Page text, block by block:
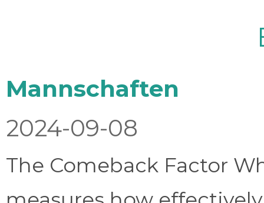
Mannschaften
2024-09-08
The Comeback Factor